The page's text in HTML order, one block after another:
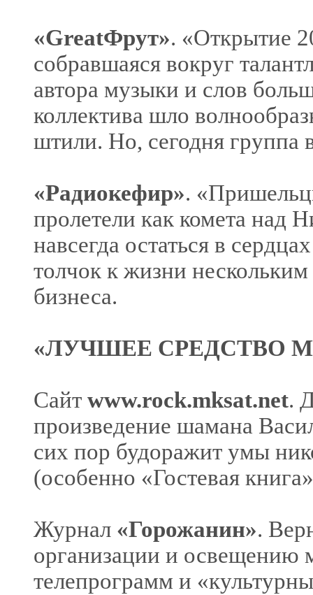
«GreatФрут». «Открытие
собравшаяся вокруг
автора музыки и слов
коллектива шло
штили. Но, сегодня группа
«Радиокефир».
пролетели как комета над
навсегда остаться в
толчок к жизни
бизнеса.
«ЛУЧШЕЕ СРЕДСТВО
Сайт www.rock.mksat.net.
произведение шамана
сих пор будоражит умы
(особенно «Гостевая
Журнал «Горожанин».
организации и освещению
телепрограмм и